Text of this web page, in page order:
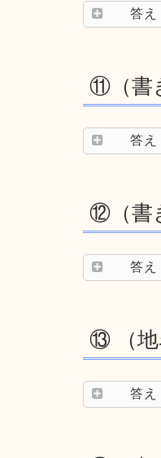
答え
⑪（書
答え
⑫（書
答え
⑬ （地
答え